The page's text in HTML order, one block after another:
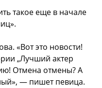
такое еще в начале
«Вот это новости!
„Лучший актер
Отмена отмены? А
— пишет певица.